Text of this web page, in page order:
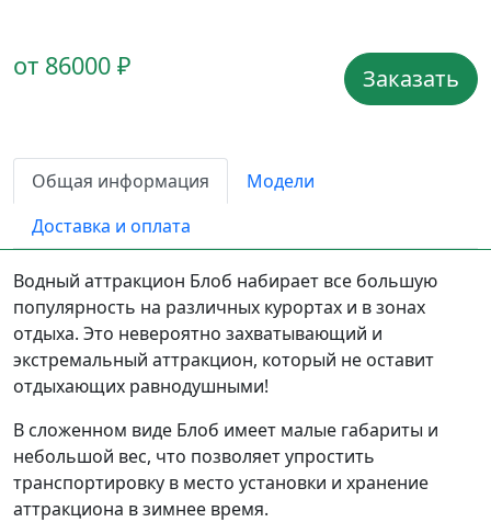
от 86000 ₽ Заказать
Общая информация
Модели
Доставка и оплата
Водный аттракцион Блоб набирает все большую
популярность на различных курортах и в зонах
отдыха. Это невероятно захватывающий и
экстремальный аттракцион, который не оставит
отдыхающих равнодушными!
В сложенном виде Блоб имеет малые габариты и
небольшой вес, что позволяет упростить
транспортировку в место установки и хранение
аттракциона в зимнее время.